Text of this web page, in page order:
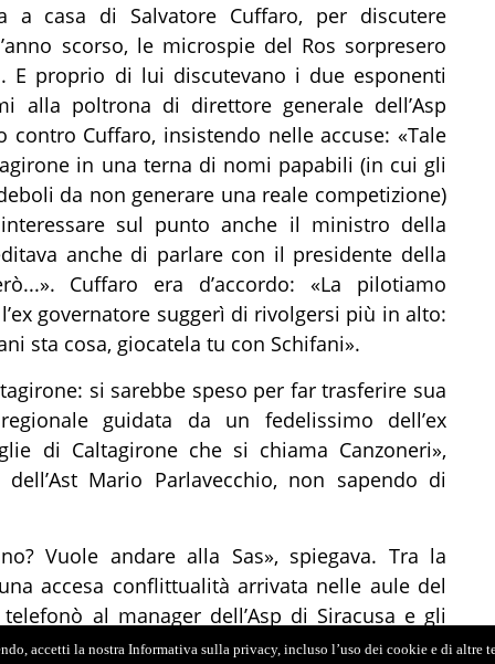
a casa di Salvatore Cuffaro, per discutere
scorso, le microspie del Ros sorpresero
E proprio di lui discutevano i due esponenti
alla poltrona di direttore generale dell’Asp
contro Cuffaro, insistendo nelle accuse: «Tale
in una terna di nomi papabili (in cui gli
da non generare una reale competizione)
sul punto anche il ministro della
anche di parlare con il presidente della
Cuffaro era d’accordo: «La pilotiamo
governatore suggerì di rivolgersi più in alto:
sta cosa, giocatela tu con Schifani».
si sarebbe speso per far trasferire sua
guidata da un fedelissimo dell’ex
di Caltagirone che si chiama Canzoneri»,
Mario Parlavecchio, non sapendo di
Vuole andare alla Sas», spiegava. Tra la
accesa conflittualità arrivata nelle aule del
al manager dell’Asp di Siracusa e gli
: «Ieri ho parlato con Parlavecchio e te lo
accetti la nostra Informativa sulla privacy, incluso l’uso dei cookie e di altre